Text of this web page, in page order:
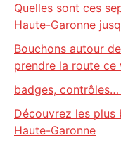
Quelles sont ces
Haute-Garonne
Bouchons autour
prendre la route
badges,
Découvrez les plus
Haute-Garonne